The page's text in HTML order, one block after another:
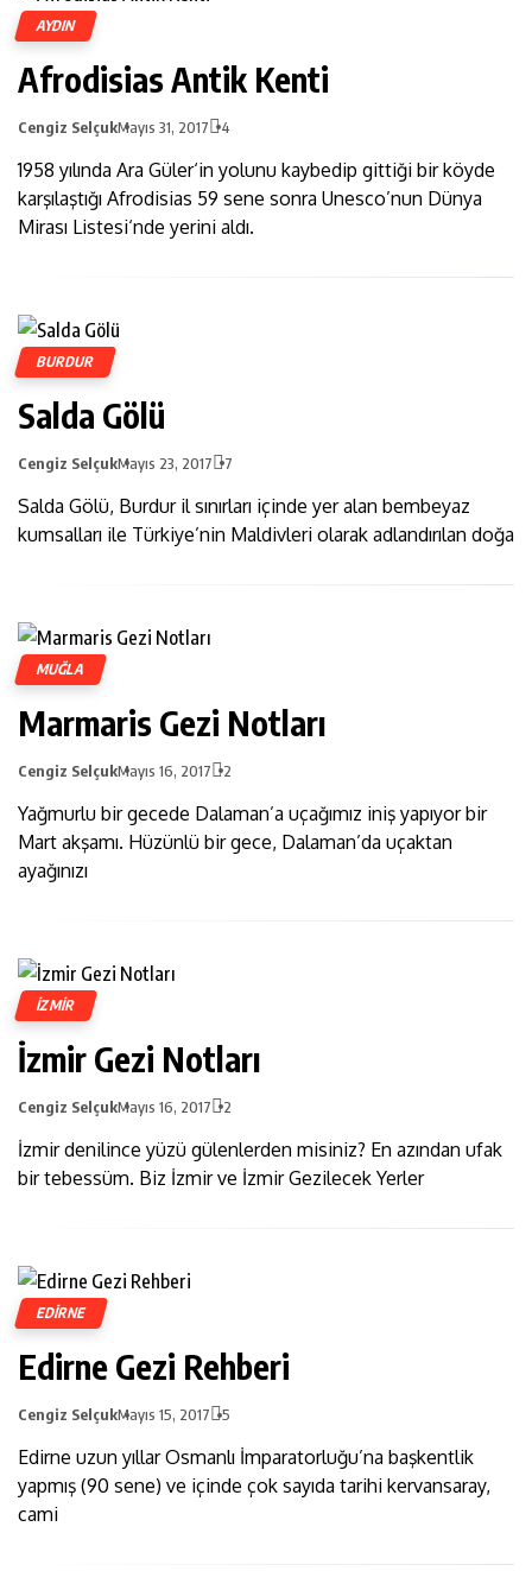
AYDIN
Afrodisias Antik Kenti
Cengiz SelçukMayıs 31, 2017 4
1958 yılında Ara Güler‘in yolunu kaybedip gittiği bir köyde
karşılaştığı Afrodisias 59 sene sonra Unesco’nun Dünya
Mirası Listesi‘nde yerini aldı.
BURDUR
Salda Gölü
Cengiz SelçukMayıs 23, 2017 7
Salda Gölü, Burdur il sınırları içinde yer alan bembeyaz
kumsalları ile Türkiye’nin Maldivleri olarak adlandırılan doğa
MUĞLA
Marmaris Gezi Notları
Cengiz SelçukMayıs 16, 2017 2
Yağmurlu bir gecede Dalaman’a uçağımız iniş yapıyor bir
Mart akşamı. Hüzünlü bir gece, Dalaman’da uçaktan
ayağınızı
IZMIR
İzmir Gezi Notları
Cengiz SelçukMayıs 16, 2017 2
İzmir denilince yüzü gülenlerden misiniz? En azından ufak
bir tebessüm. Biz İzmir ve İzmir Gezilecek Yerler
EDIRNE
Edirne Gezi Rehberi
Cengiz SelçukMayıs 15, 2017 5
Edirne uzun yıllar Osmanlı İmparatorluğu’na başkentlik
yapmış (90 sene) ve içinde çok sayıda tarihi kervansaray,
cami